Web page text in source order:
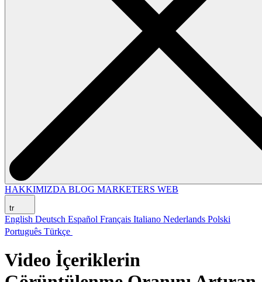
HAKKIMIZDA BLOG MARKETERS WEB
tr
English Deutsch Español Français Italiano Nederlands Polski
Português Türkçe
Video İçeriklerin